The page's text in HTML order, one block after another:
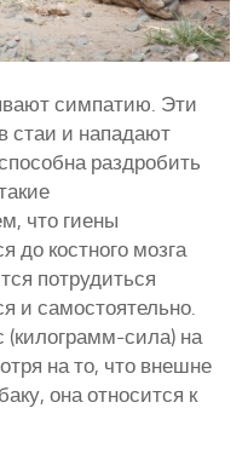
симпатию. Эти
стаи и нападают
раздробить
что гиены
до костного мозга
потрудиться
и самостоятельно.
(килограмм-сила) на
на то, что внешне
она относится к